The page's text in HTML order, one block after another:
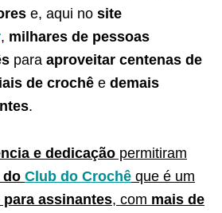
e, aqui no site
, milhares de pessoas
para aproveitar centenas de
de crochê e demais
.
e dedicação permitiram
do Club do Crochê que é um
assinantes, com mais de